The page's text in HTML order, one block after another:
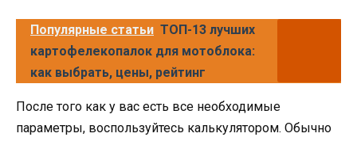
Популярные статьи ТОП-13 лучших
картофелекопалок для мотоблока:
как выбрать, цены, рейтинг
После того как у вас есть все необходимые
параметры, воспользуйтесь калькулятором. Обычно